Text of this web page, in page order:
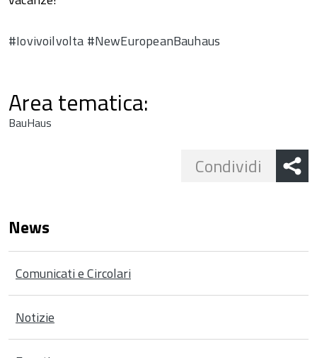
#Iovivoilvolta #NewEuropeanBauhaus
Area tematica:
BauHaus
Condividi
News
Comunicati e Circolari
Notizie